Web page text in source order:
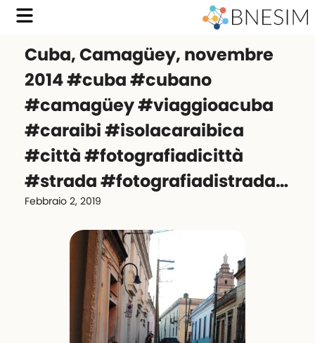
Cuba, Camagüey, novembre
2014 #cuba #cubano
#camagüey #viaggioacuba
#caraibi #isolacaraibica
#città #fotografiadicittà
#strada #fotografiadistrada…
Febbraio 2, 2019